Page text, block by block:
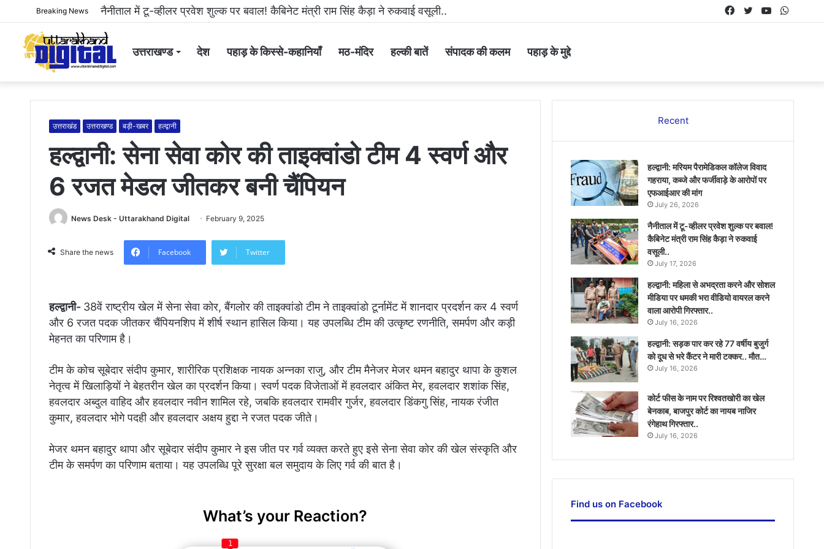
Breaking News हल्द्वानी: महिला से अभद्रता करने और सोशल मीडिया पर धमकी भरा वीडियो वायरल करने वाला आरोपी गिरफ्तार.. YouTube
Twitter
Facebook
उत्तराखण्ड देश पहाड़ के किस्से-कहानियाँ मठ-मंदिर हल्की बातें संपादक की कलम पहाड़ के मुद्दे
उत्तराखंड उत्तराखण्ड बड़ी-खबर हल्द्वानी
हल्द्वानी: सेना सेवा कोर की ताइक्वांडो टीम 4 स्वर्ण और
6 रजत मेडल जीतकर बनी चैंपियन
News Desk - Uttarakhand Digital February 9, 2025
Share the news Facebook Twitter
हल्द्वानी- 38वें राष्ट्रीय खेल में सेना सेवा कोर, बैंगलोर की ताइक्वांडो टीम ने ताइक्वांडो टूर्नामेंट में शानदार प्रदर्शन कर 4 स्वर्ण
और 6 रजत पदक जीतकर चैंपियनशिप में शीर्ष स्थान हासिल किया। यह उपलब्धि टीम की उत्कृष्ट रणनीति, समर्पण और कड़ी
मेहनत का परिणाम है।
टीम के कोच सूबेदार संदीप कुमार, शारीरिक प्रशिक्षक नायक अन्नका राजु, और टीम मैनेजर मेजर थमन बहादुर थापा के कुशल
नेतृत्व में खिलाड़ियों ने बेहतरीन खेल का प्रदर्शन किया। स्वर्ण पदक विजेताओं में हवलदार अंकित मेर, हवलदार शशांक सिंह,
हवलदार अब्दुल वाहिद और हवलदार नवीन शामिल रहे, जबकि हवलदार रामवीर गुर्जर, हवलदार डिंकगु सिंह, नायक रंजीत
कुमार, हवलदार भोगे पदही और हवलदार अक्षय हुद्दा ने रजत पदक जीते।
मेजर थमन बहादुर थापा और सूबेदार संदीप कुमार ने इस जीत पर गर्व व्यक्त करते हुए इसे सेना सेवा कोर की खेल संस्कृति और
टीम के समर्पण का परिणाम बताया। यह उपलब्धि पूरे सुरक्षा बल समुदाय के लिए गर्व की बात है।
What’s your Reaction?
1
Recent
हल्द्वानी: मरियम पैरामेडिकल कॉलेज विवाद
गहराया, कब्जे और फर्जीवाड़े के आरोपों पर
एफआईआर की मांग
July 26, 2026
नैनीताल में टू-व्हीलर प्रवेश शुल्क पर बवाल!
कैबिनेट मंत्री राम सिंह कैड़ा ने रुकवाई
वसूली..
July 17, 2026
हल्द्वानी: महिला से अभद्रता करने और सोशल
मीडिया पर धमकी भरा वीडियो वायरल करने
वाला आरोपी गिरफ्तार..
July 16, 2026
हल्द्वानी: सड़क पार कर रहे 77 वर्षीय बुजुर्ग
को दूध से भरे कैंटर ने मारी टक्कर.. मौत…
July 16, 2026
कोर्ट फीस के नाम पर रिश्वतखोरी का खेल
बेनकाब, बाजपुर कोर्ट का नायब नाजिर
रंगेहाथ गिरफ्तार..
July 16, 2026
Find us on Facebook